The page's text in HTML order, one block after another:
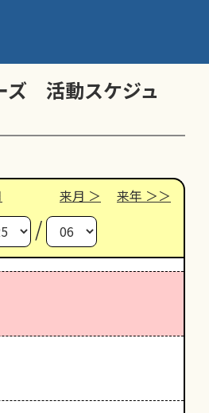
ズ 活動スケジュ
来月 来年
/